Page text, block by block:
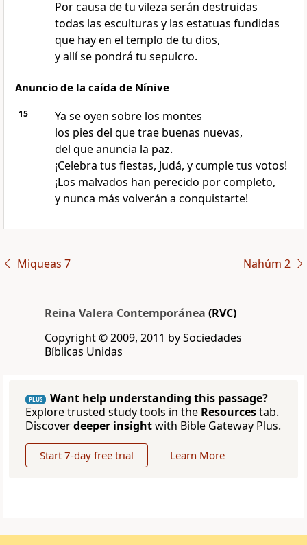
Por causa de tu vileza serán destruidas
todas las esculturas y las estatuas fundidas
que hay en el templo de tu dios,
y allí se pondrá tu sepulcro.
Anuncio de la caída de Nínive
15
Ya se oyen sobre los montes
los pies del que trae buenas nuevas,
del que anuncia la paz.
¡Celebra tus fiestas, Judá, y cumple tus votos!
¡Los malvados han perecido por completo,
y nunca más volverán a conquistarte!
Miqueas 7 Nahúm 2
Reina Valera Contemporánea (RVC)
Copyright © 2009, 2011 by Sociedades
Bíblicas Unidas
PLUS
Want help understanding this passage?
Explore trusted study tools in the Resourcestab.
Discoverdeeper insightwith Bible Gateway Plus.
Start 7-day free trial Learn More